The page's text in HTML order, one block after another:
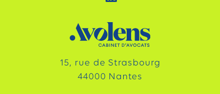
15, rue de Strasbourg
44000 Nantes